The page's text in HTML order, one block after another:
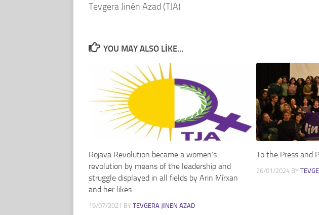
Tevgera Jinên Azad (TJA)
YOU MAY ALSO LIKE...
Rojava Revolution became a women’s
revolution by means of the leadership and
struggle displayed in all fields by Arin Mîrxan
and her likes.
19/07/2021 BY TEVGERA JINEN AZAD
To the Press and
26/01/2024BY